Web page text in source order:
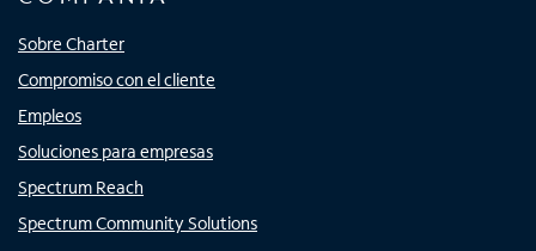
Sobre Charter
Compromiso con el cliente
Empleos
Soluciones para empresas
Spectrum Reach
Spectrum Community Solutions